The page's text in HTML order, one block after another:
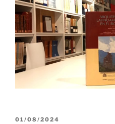
PUBLICADO
01/08/2024